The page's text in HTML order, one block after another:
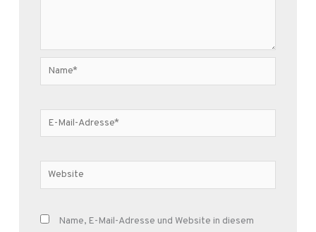
Name*
E-
Mail-
Website
Name, E-Mail-Adresse und Website in diesem